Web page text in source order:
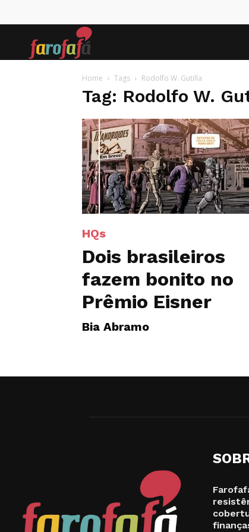
Home Tags Rodolfo W. Gutilla
Tag: Rodolfo W.
HQs
Dois brasileiros
fazem bonito no
Prêmio Eisner
Bia Abramo